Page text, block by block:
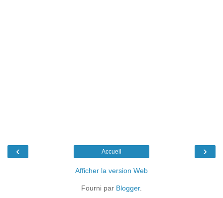
‹ ›
Accueil
Afficher la version Web
Fourni par Blogger.